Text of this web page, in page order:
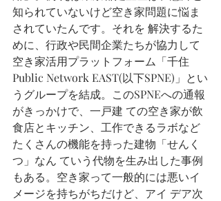
知られていないけど空き家問題に悩ま
されていたんです。それを 解決するた
めに、行政や民間企業たちが協力して
空き家活用プラットフォーム「千住
Public Network EAST(以下SPNE)」とい
うグループを結成。このSPNEへの通報
がきっかけで、一戸建 ての空き家が飲
食店とキッチン、工作できるラボなど
たくさんの機能を持った建物「せんく
つ」なん ていう代物を生み出した事例
もある。空き家って一般的には悪いイ
メージを持ちがちだけど、アイ デア次